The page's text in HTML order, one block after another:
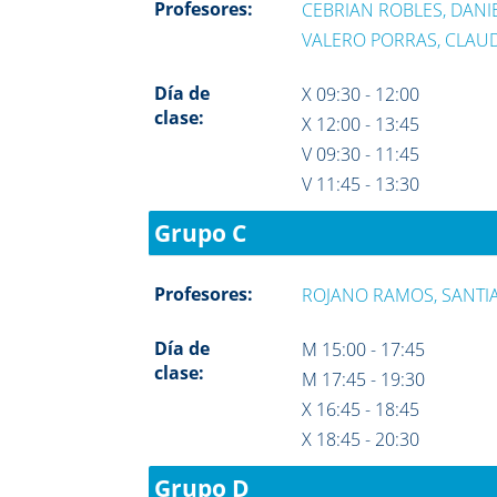
Profesores:
CEBRIAN ROBLES,
VALERO PORRAS,
Día de
clase:
X 09:30 - 12:00
X 12:00 - 13:45
V 09:30 - 11:45
V 11:45 - 13:30
Grupo C
Profesores: ROJANO RAMOS,
Día de
clase:
M 15:00 - 17:45
M 17:45 - 19:30
X 16:45 - 18:45
X 18:45 - 20:30
Grupo D